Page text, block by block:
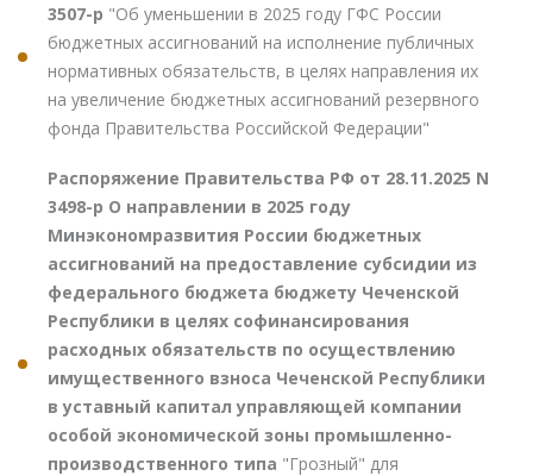
3507-р "Об уменьшении в 2025 году ГФС России
бюджетных ассигнований на исполнение публичных
нормативных обязательств, в целях направления их
на увеличение бюджетных ассигнований резервного
фонда Правительства Российской Федерации"
Распоряжение Правительства РФ от 28.11.2025 N
3498-р О направлении в 2025 году
Минэкономразвития России бюджетных
ассигнований на предоставление субсидии из
федерального бюджета бюджету Чеченской
Республики в целях софинансирования
расходных обязательств по осуществлению
имущественного взноса Чеченской Республики
в уставный капитал управляющей компании
особой экономической зоны промышленно-
производственного типа "Грозный" для